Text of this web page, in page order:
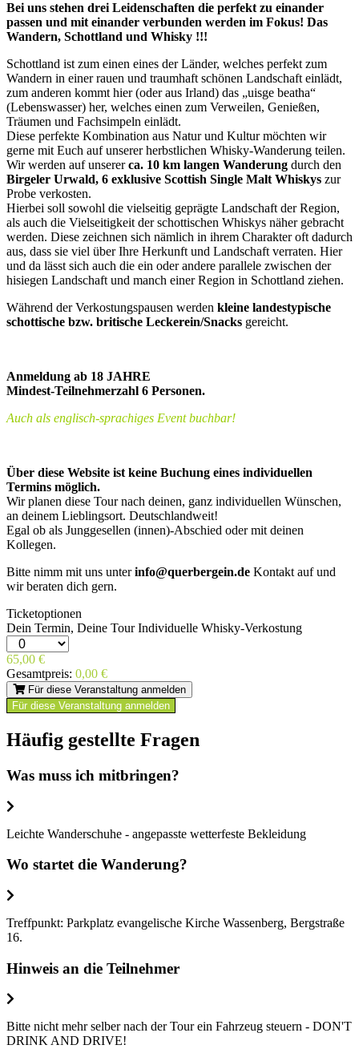
Bei uns stehen drei Leidenschaften die perfekt zu einander
passen und mit einander verbunden werden im Fokus! Das
Wandern, Schottland und Whisky !!!
Schottland ist zum einen eines der Länder, welches perfekt zum
Wandern in einer rauen und traumhaft schönen Landschaft einlädt,
zum anderen kommt hier (oder aus Irland) das „uisge beatha“
(Lebenswasser) her, welches einen zum Verweilen, Genießen,
Träumen und Fachsimpeln einlädt.
Diese perfekte Kombination aus Natur und Kultur möchten wir
gerne mit Euch auf unserer herbstlichen Whisky-Wanderung teilen.
Wir werden auf unsererca. 10 km langen Wanderung durch den
Birgeler Urwald, 6 exklusive Scottish Single Malt Whiskys zur
Probe verkosten.
Hierbei soll sowohl die vielseitig geprägte Landschaft der Region,
als auch die Vielseitigkeit der schottischen Whiskys näher gebracht
werden. Diese zeichnen sich nämlich in ihrem Charakter oft dadurch
aus, dass sie viel über Ihre Herkunft und Landschaft verraten. Hier
und da lässt sich auch die ein oder andere parallele zwischen der
hisiegen Landschaft und manch einer Region in Schottland ziehen.
Während der Verkostungspausen werden kleine landestypische
schottische bzw. britische Leckerein/Snacks gereicht.
Anmeldung ab 18 JAHRE
Mindest-Teilnehmerzahl 6 Personen.
Auch als englisch-sprachiges Event buchbar!
Über diese Website ist keine Buchung eines individuellen
Termins möglich.
Wir planen diese Tour nach deinen, ganz individuellen Wünschen,
an deinem Lieblingsort. Deutschlandweit!
Egal ob als Junggesellen (innen)-Abschied oder mit deinen
Kollegen.
Bitte nimm mit uns unterinfo@querbergein.de Kontakt auf und
wir beraten dich gern.
Ticketoptionen
Dein Termin, Deine Tour Individuelle Whisky-Verkostung
65,00 €
Gesamtpreis: 0,00 €
Für diese Veranstaltung anmelden
Für diese Veranstaltung anmelden
Häufig gestellte Fragen
Was muss ich mitbringen?
Leichte Wanderschuhe - angepasste wetterfeste Bekleidung
Wo startet die Wanderung?
Treffpunkt: Parkplatz evangelische Kirche Wassenberg, Bergstraße
16.
Hinweis an die Teilnehmer
Bitte nicht mehr selber nach der Tour ein Fahrzeug steuern - DON'T
DRINK AND DRIVE!